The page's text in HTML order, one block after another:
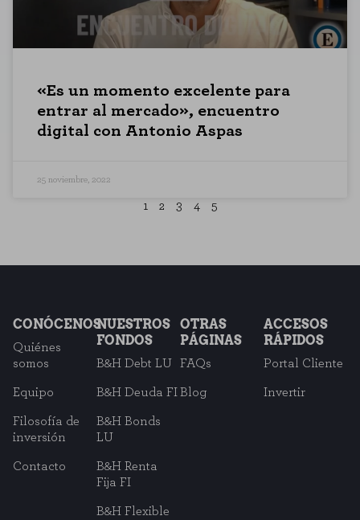
«Es un momento excelente para
entrar al mercado», encuentro
digital con Antonio Aspas
25 noviembre, 2022
1 2 3 4 5
CONÓCENOS
Quiénes
somos
Equipo
Filosofía de
inversión
Contacto
NUESTROS
FONDOS
B&H Debt LU
B&H Deuda FI
B&H Bonds
LU
B&H Renta
Fija FI
B&H Flexible
OTRAS
PÁGINAS
FAQs
Blog
ACCESOS
RÁPIDOS
Portal Cliente
Invertir